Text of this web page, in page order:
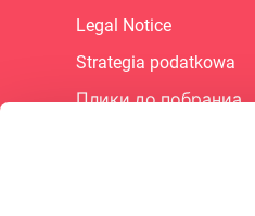
Legal Notice
Strategia podatkowa
Плики до побраниа